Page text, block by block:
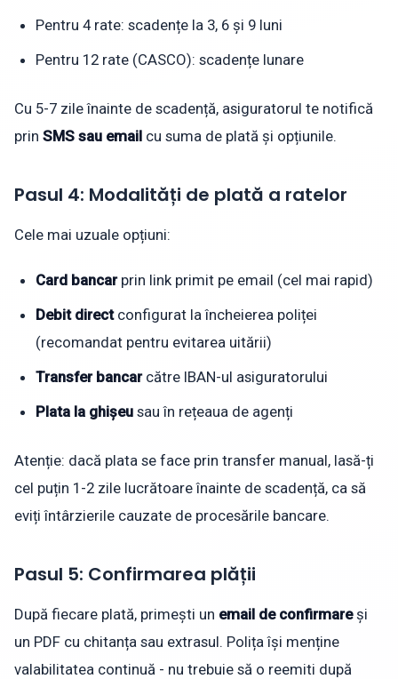
Pentru 4 rate: scadențe la 3, 6 și 9 luni
Pentru 12 rate (CASCO): scadențe lunare
Cu 5-7 zile înainte de scadență, asiguratorul te notifică
prin SMS sau email cu suma de plată și opțiunile.
Pasul 4: Modalități de plată a ratelor
Cele mai uzuale opțiuni:
Card bancarprin link primit pe email (cel mai rapid)
Debit directconfigurat la încheierea poliței
(recomandat pentru evitarea uitării)
Transfer bancarcătre IBAN-ul asiguratorului
Plata la ghișeu sau în rețeaua de agenți
Atenție: dacă plata se face prin transfer manual, lasă-ți
cel puțin 1-2 zile lucrătoare înainte de scadență, ca să
eviți întârzierile cauzate de procesările bancare.
Pasul 5: Confirmarea plății
După fiecare plată, primești un email de confirmareși
un PDF cu chitanța sau extrasul. Polița își menține
valabilitatea continuă - nu trebuie să o reemiti după